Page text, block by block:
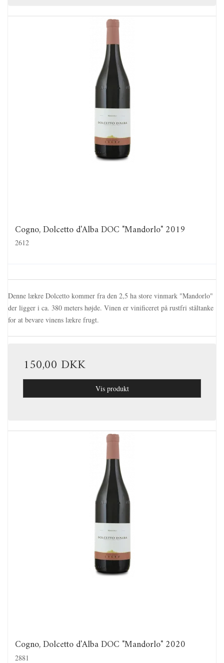
Cogno, Dolcetto d'Alba DOC "Mandorlo" 2019
2612
Denne lækre Dolcetto kommer fra den 2,5 ha store vinmark "Mandorlo"
der ligger i ca. 380 meters højde. Vinen er vinificeret på rustfri ståltanke
for at bevare vinens lækre frugt.
150,00 DKK
Vis produkt
Cogno, Dolcetto d'Alba DOC "Mandorlo" 2020
2881